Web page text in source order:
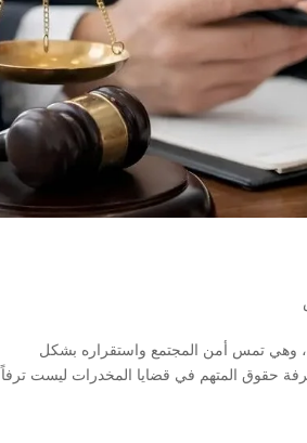
وهي تمس أمن المجتمع واستقراره بشكل
حقوق المتهم في قضايا المخدرات ليست ترفاً